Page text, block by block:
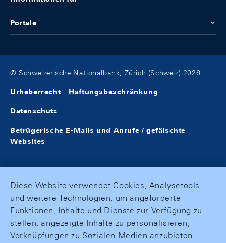
Portale
© Schweizerische Nationalbank, Zürich (Schweiz) 2026
Urheberrecht Haftungsbeschränkung
Datenschutz
Betrügerische E-Mails und Anrufe / gefälschte
Websites
Diese Website verwendet Cookies, Analysetools
und weitere Technologien, um angeforderte
Funktionen, Inhalte und Dienste zur Verfügung zu
stellen, angezeigte Inhalte zu personalisieren,
Verknüpfungen zu Sozialen Medien anzubieten